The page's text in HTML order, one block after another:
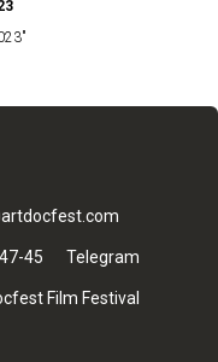
45 Telegram
Film Festival